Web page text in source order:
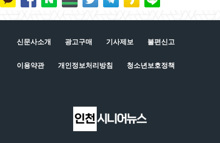
신문사소개 광고구매 기사제보 불편신고
이용약관 개인정보처리방침 청소년보호정책